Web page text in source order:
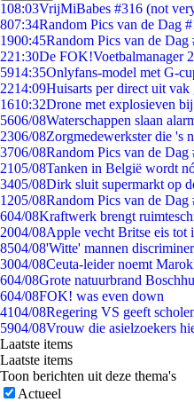
108:03VrijMiBabes #316 (not
807:34Random Pics van de Dag
1900:45Random Pics van de Dag
221:30De FOK!Voetbalmanager
5914:35Onlyfans-model met G-
2214:09Huisarts per direct uit
1610:32Drone met explosieven
5606/08Waterschappen slaan
2306/08Zorgmedewerkster die 's
3706/08Random Pics van de Dag
2105/08Tanken in België wordt
3405/08Dirk sluit supermarkt op
1205/08Random Pics van de Dag
604/08Kraftwerk brengt
2004/08Apple vecht Britse eis tot
8504/08'Witte' mannen
3004/08Ceuta-leider noemt
604/08Grote natuurbrand
604/08FOK! was even down
4104/08Regering VS geeft
5904/08Vrouw die asielzoekers
Laatste items
Laatste items
Toon berichten uit deze thema's
Actueel